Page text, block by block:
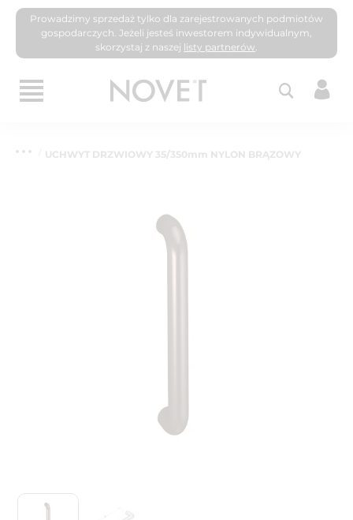
Prowadzimy sprzedaż tylko dla zarejestrowanych podmiotów
gospodarczych. Jeżeli jesteś inwestorem indywidualnym,
skorzystaj z naszej listy partnerów.
UCHWYT DRZWIOWY 35/350mm NYLON BRĄZOWY